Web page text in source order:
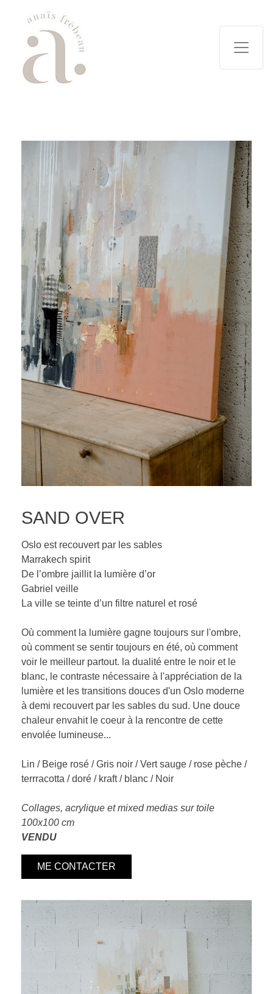
SAND OVER
Oslo est recouvert par les sables
Marrakech spirit
De l’ombre jaillit la lumière d’or
Gabriel veille
La ville se teinte d’un filtre naturel et rosé
Où comment la lumière gagne toujours sur l'ombre,
où comment se sentir toujours en été, où comment
voir le meilleur partout. la dualité entre le noir et le
blanc, le contraste nécessaire à l'appréciation de la
lumière et les transitions douces d'un Oslo moderne
à demi recouvert par les sables du sud. Une douce
chaleur envahit le coeur à la rencontre de cette
envolée lumineuse...
Lin / Beige rosé / Gris noir / Vert sauge / rose pèche /
terrracotta / doré / kraft / blanc / Noir
Collages, acrylique et mixed medias sur toile
100x100 cm
VENDU
ME CONTACTER